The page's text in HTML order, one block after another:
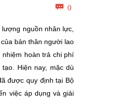
 0Bình
nguồn nhân lực,
bản thân người lao
hoàn trả chi phí
Hiện nay, mặc dù
được quy định tại Bộ
việc áp dụng và giải